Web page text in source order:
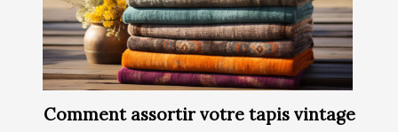
Comment assortir votre tapis vintage